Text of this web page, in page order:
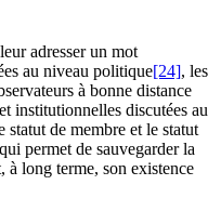
adresser un mot
au niveau politique[24], les
à bonne distance
institutionnelles discutées au
de membre et le statut
permet de sauvegarder la
long terme, son existence